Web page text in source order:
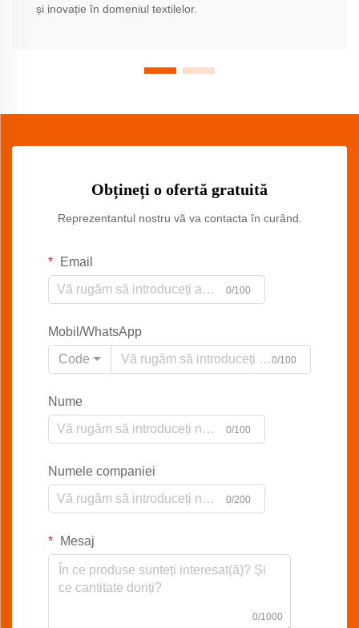
și inovație în domeniul textilelor.
Obțineți o ofertă gratuită
Reprezentantul nostru vă va contacta în curând.
Email
0/100
Mobil/WhatsApp
Code
0/100
Nume
0/100
Numele companiei
0/200
Mesaj
0/1000